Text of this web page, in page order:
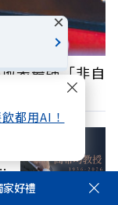
都用AI！
表最強「非自
好禮
×